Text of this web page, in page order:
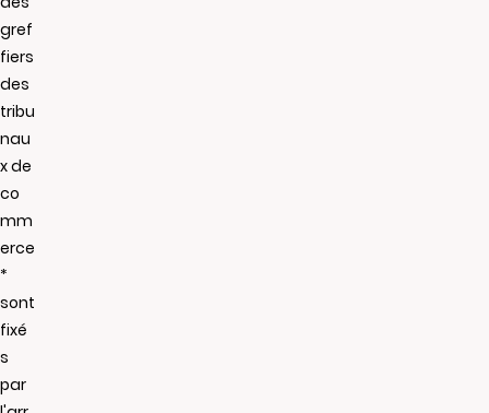
gref
fiers
des
tribu
nau
x de
co
mm
erce
*
sont
fixé
s
par